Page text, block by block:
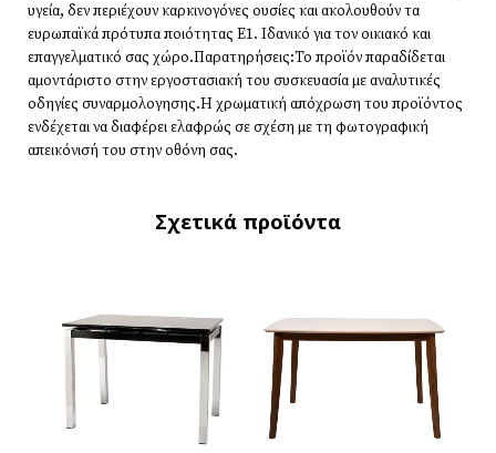
υγεία, δεν περιέχουν καρκινογόνες ουσίες και ακολουθούν τα
ευρωπαϊκά πρότυπα ποιότητας Ε1. Ιδανικό για τον οικιακό και
επαγγελματικό σας χώρο.Παρατηρήσεις:Το προϊόν παραδίδεται
αμοντάριστο στην εργοστασιακή του συσκευασία με αναλυτικές
οδηγίες συναρμολογησης.Η χρωματική απόχρωση του προϊόντος
ενδέχεται να διαφέρει ελαφρώς σε σχέση με τη φωτογραφική
απεικόνισή του στην οθόνη σας.
Σχετικά προϊόντα